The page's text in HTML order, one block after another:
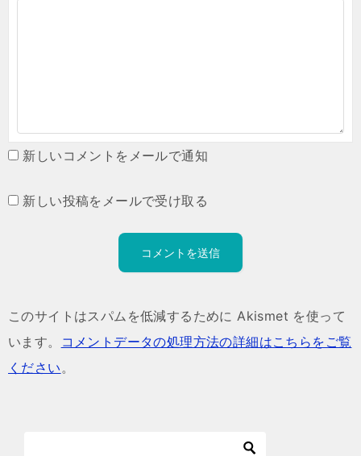
新しいコメントをメールで通知
新しい投稿をメールで受け取る
このサイトはスパムを低減するために Akismet を使って
います。
コメントデータの処理方法の詳細はこちらをご覧
ください。